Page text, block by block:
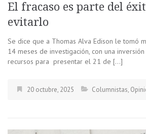
El fracaso es parte del
evitarlo
Se dice que a Thomas Alva Edison le tomó
14 meses de investigación, con una
recursos para presentar el 21 de […]
20 octubre, 2025 Columnistas,